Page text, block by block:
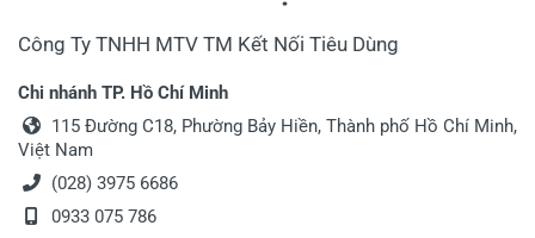
Công Ty TNHH MTV TM Kết Nối Tiêu Dùng
Chi nhánh TP. Hồ Chí Minh
115 Đường C18, Phường Bảy Hiền, Thành phố Hồ Chí Minh,
Việt Nam
(028) 3975 6686
0933 075 786